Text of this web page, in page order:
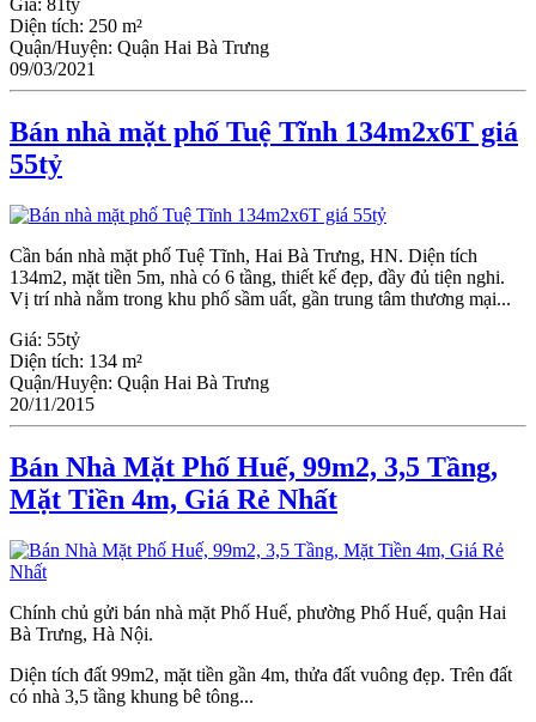
Giá: 81tỷ
Diện tích: 250 m²
Quận/Huyện: Quận Hai Bà Trưng
09/03/2021
Bán nhà mặt phố Tuệ Tĩnh 134m2x6T giá
55tỷ
Cần bán nhà mặt phố Tuệ Tĩnh, Hai Bà Trưng, HN. Diện tích
134m2, mặt tiền 5m, nhà có 6 tầng, thiết kế đẹp, đầy đủ tiện nghi.
Vị trí nhà nằm trong khu phố sầm uất, gần trung tâm thương mại...
Giá: 55tỷ
Diện tích: 134 m²
Quận/Huyện: Quận Hai Bà Trưng
20/11/2015
Bán Nhà Mặt Phố Huế, 99m2, 3,5 Tầng,
Mặt Tiền 4m, Giá Rẻ Nhất
Chính chủ gửi bán nhà mặt Phố Huế, phường Phố Huế, quận Hai
Bà Trưng, Hà Nội.
Diện tích đất 99m2, mặt tiền gần 4m, thửa đất vuông đẹp. Trên đất
có nhà 3,5 tầng khung bê tông...